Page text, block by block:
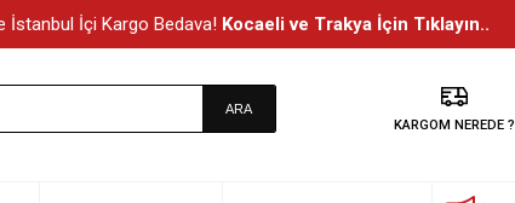
İstanbul İçi Kargo Bedava! Kocaeli ve Trakya İçin Tıklayın..
KARGOM NEREDE ?